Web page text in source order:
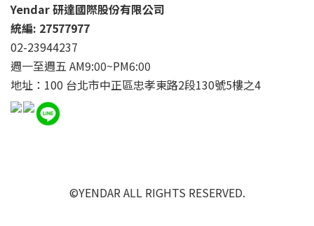
Yendar 研達國際股份有限公司
統編: 27577977
02-23944237
週一至週五 AM9:00~PM6:00
地址：100 台北市中正區忠孝東路2段130號5樓之4
©YENDAR ALL RIGHTS RESERVED.